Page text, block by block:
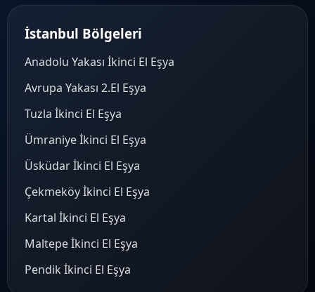
İstanbul Bölgeleri
Anadolu Yakası İkinci El Eşya
Avrupa Yakası 2.El Eşya
Tuzla İkinci El Eşya
Ümraniye İkinci El Eşya
Üsküdar İkinci El Eşya
Çekmeköy İkinci El Eşya
Kartal İkinci El Eşya
Maltepe İkinci El Eşya
Pendik İkinci El Eşya